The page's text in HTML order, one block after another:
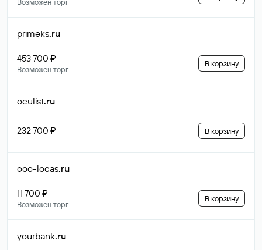
primeks.ru
453 700 ₽
Возможен торг
В корзину
oculist.ru
232 700 ₽ В корзину
ooo-locas.ru
11 700 ₽
Возможен торг
В корзину
yourbank.ru